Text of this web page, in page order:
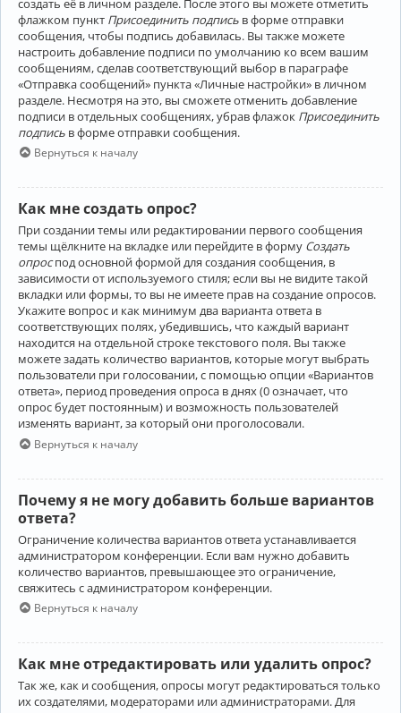
флажком пункт Присоединить подпись в форме отправки
сообщения, чтобы подпись добавилась. Вы также можете
настроить добавление подписи по умолчанию ко всем вашим
сообщениям, сделав соответствующий выбор в параграфе
«Отправка сообщений» пункта «Личные настройки» в личном
разделе. Несмотря на это, вы сможете отменить добавление
подписи в отдельных сообщениях, убрав флажок Присоединить
подпись в форме отправки сообщения.
Вернуться к началу
Как мне создать опрос?
При создании темы или редактировании первого сообщения
темы щёлкните на вкладке или перейдите в форму Создать
опроспод основной формой для создания сообщения, в
зависимости от используемого стиля; если вы не видите такой
вкладки или формы, то вы не имеете прав на создание опросов.
Укажите вопрос и как минимум два варианта ответа в
соответствующих полях, убедившись, что каждый вариант
находится на отдельной строке текстового поля. Вы также
можете задать количество вариантов, которые могут выбрать
пользователи при голосовании, с помощью опции «Вариантов
ответа», период проведения опроса в днях (0 означает, что
опрос будет постоянным) и возможность пользователей
изменять вариант, за который они проголосовали.
Вернуться к началу
Почему я не могу добавить больше вариантов
ответа?
Ограничение количества вариантов ответа устанавливается
администратором конференции. Если вам нужно добавить
количество вариантов, превышающее это ограничение,
свяжитесь с администратором конференции.
Вернуться к началу
Как мне отредактировать или удалить опрос?
Так же, как и сообщения, опросы могут редактироваться только
их создателями, модераторами или администраторами. Для